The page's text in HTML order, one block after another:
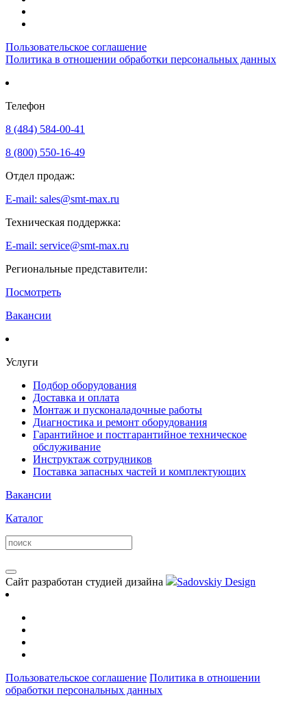
Пользовательское соглашение
Политика в отношении обработки персональных данных
Телефон
8 (484) 584-00-41
8 (800) 550-16-49
Отдел продаж:
E-mail: sales@smt-max.ru
Техническая поддержка:
E-mail: service@smt-max.ru
Региональные представители:
Посмотреть
Вакансии
Услуги
Подбор оборудования
Доставка и оплата
Монтаж и пусконаладочные работы
Диагностика и ремонт оборудования
Гарантийное и постгарантийное техническое
обслуживание
Инструктаж сотрудников
Поставка запасных частей и комплектующих
Вакансии
Каталог
Сайт разработан студией дизайна Sadovskiy Design
Пользовательское соглашение Политика в отношении
обработки персональных данных